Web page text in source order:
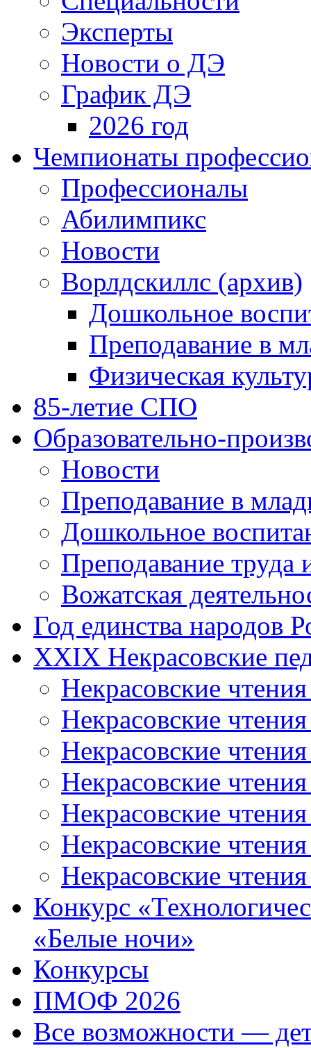
Эксперты
Новости о ДЭ
График ДЭ
2026 год
Чемпионаты
Профессионалы
Абилимпикс
Новости
Ворлдскиллс (архив)
Дошкольное
Преподавание в
Физическая
85-летие СПО
Образовательно-
Новости
Преподавание в
Дошкольное
Преподавание труда
Вожатская
Год единства народов
XXIX Некрасовские
Некрасовские
Некрасовские
Некрасовские
Некрасовские
Некрасовские
Некрасовские
Некрасовские
Конкурс
«Белые ночи»
Конкурсы
ПМОФ 2026
Все возможности —